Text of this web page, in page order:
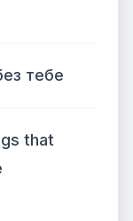
тебе
that